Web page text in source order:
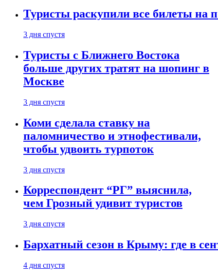
Туристы раскупили все билеты на
3 дня спустя
Туристы с Ближнего Востока
больше других тратят на шопинг в
Москве
3 дня спустя
Коми сделала ставку на
паломничество и этнофестивали,
чтобы удвоить турпоток
3 дня спустя
Корреспондент “РГ” выяснила,
чем Грозный удивит туристов
3 дня спустя
Бархатный сезон в Крыму: где в
4 дня спустя